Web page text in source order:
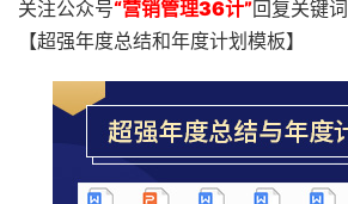
关注公众号“营销管理36计”回复关键词
【超强年度总结和年度计划模板】